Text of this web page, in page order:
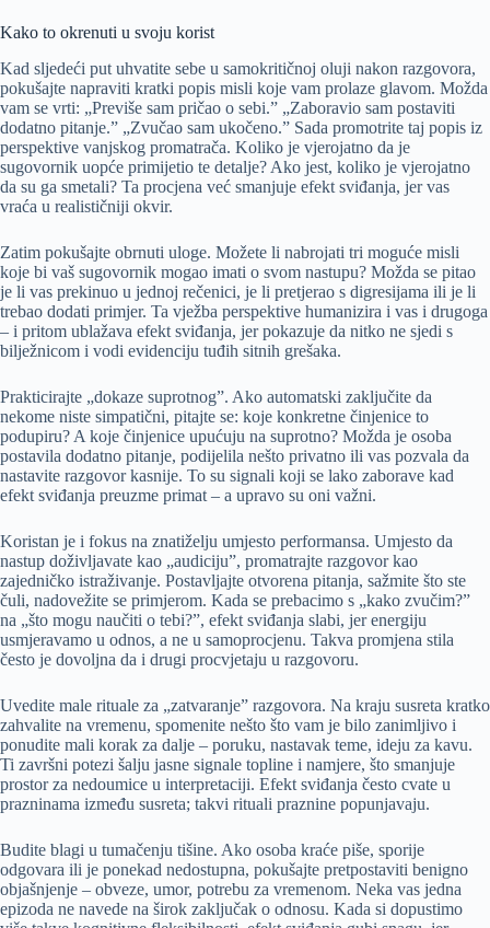
Kako to okrenuti u svoju korist
Kad sljedeći put uhvatite sebe u samokritičnoj oluji nakon razgovora,
pokušajte napraviti kratki popis misli koje vam prolaze glavom. Možda
vam se vrti: „Previše sam pričao o sebi.” „Zaboravio sam postaviti
dodatno pitanje.” „Zvučao sam ukočeno.” Sada promotrite taj popis iz
perspektive vanjskog promatrača. Koliko je vjerojatno da je
sugovornik uopće primijetio te detalje? Ako jest, koliko je vjerojatno
da su ga smetali? Ta procjena već smanjuje efekt sviđanja, jer vas
vraća u realističniji okvir.
Zatim pokušajte obrnuti uloge. Možete li nabrojati tri moguće misli
koje bi vaš sugovornik mogao imati o svom nastupu? Možda se pitao
je li vas prekinuo u jednoj rečenici, je li pretjerao s digresijama ili je li
trebao dodati primjer. Ta vježba perspektive humanizira i vas i drugoga
– i pritom ublažava efekt sviđanja, jer pokazuje da nitko ne sjedi s
bilježnicom i vodi evidenciju tuđih sitnih grešaka.
Prakticirajte „dokaze suprotnog”. Ako automatski zaključite da
nekome niste simpatični, pitajte se: koje konkretne činjenice to
podupiru? A koje činjenice upućuju na suprotno? Možda je osoba
postavila dodatno pitanje, podijelila nešto privatno ili vas pozvala da
nastavite razgovor kasnije. To su signali koji se lako zaborave kad
efekt sviđanja preuzme primat – a upravo su oni važni.
Koristan je i fokus na znatiželju umjesto performansa. Umjesto da
nastup doživljavate kao „audiciju”, promatrajte razgovor kao
zajedničko istraživanje. Postavljajte otvorena pitanja, sažmite što ste
čuli, nadovežite se primjerom. Kada se prebacimo s „kako zvučim?”
na „što mogu naučiti o tebi?”, efekt sviđanja slabi, jer energiju
usmjeravamo u odnos, a ne u samoprocjenu. Takva promjena stila
često je dovoljna da i drugi procvjetaju u razgovoru.
Uvedite male rituale za „zatvaranje” razgovora. Na kraju susreta kratko
zahvalite na vremenu, spomenite nešto što vam je bilo zanimljivo i
ponudite mali korak za dalje – poruku, nastavak teme, ideju za kavu.
Ti završni potezi šalju jasne signale topline i namjere, što smanjuje
prostor za nedoumice u interpretaciji. Efekt sviđanja često cvate u
prazninama između susreta; takvi rituali praznine popunjavaju.
Budite blagi u tumačenju tišine. Ako osoba kraće piše, sporije
odgovara ili je ponekad nedostupna, pokušajte pretpostaviti benigno
objašnjenje – obveze, umor, potrebu za vremenom. Neka vas jedna
epizoda ne navede na širok zaključak o odnosu. Kada si dopustimo